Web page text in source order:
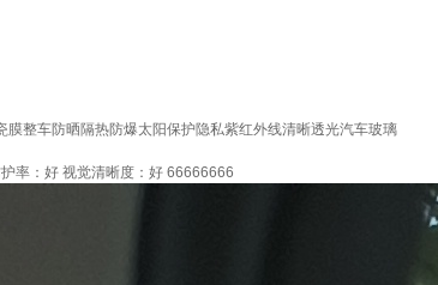
整车防晒隔热防爆太阳保护隐私紫红外线清晰透光汽车玻璃
率：好 视觉清晰度：好 66666666